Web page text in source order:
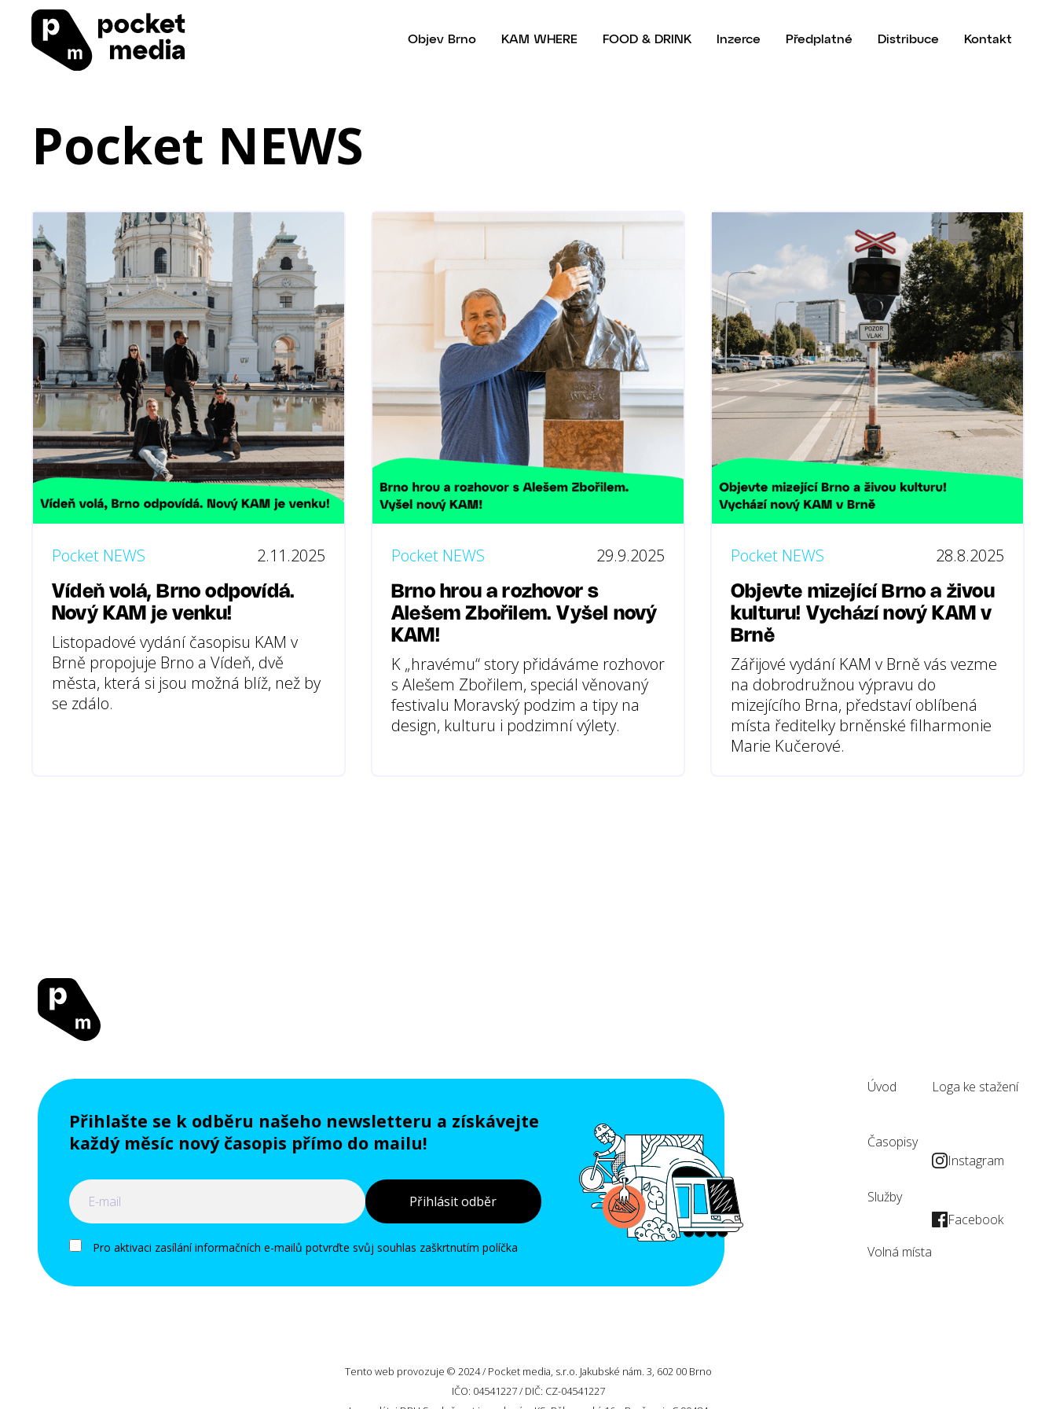
Objev Brno KAM WHERE FOOD & DRINK Inzerce Předplatné Distribuce Kontakt
Pocket NEWS
Pocket NEWS 2.11.2025
Vídeň volá, Brno odpovídá.
Nový KAM je venku!
Listopadové vydání časopisu KAM v
Brně propojuje Brno a Vídeň, dvě
města, která si jsou možná blíž, než by
se zdálo.
Pocket NEWS 29.9.2025
Brno hrou a rozhovor s
Alešem Zbořilem. Vyšel nový
KAM!
K „hravému“ story přidáváme rozhovor
s Alešem Zbořilem, speciál věnovaný
festivalu Moravský podzim a tipy na
design, kulturu i podzimní výlety.
Pocket NEWS 28.8.2025
Objevte mizející Brno a živou
kulturu! Vychází nový KAM v
Brně
Zářijové vydání KAM v Brně vás vezme
na dobrodružnou výpravu do
mizejícího Brna, představí oblíbená
místa ředitelky brněnské filharmonie
Marie Kučerové.
Přihlašte se k odběru našeho newsletteru a získávejte
každý měsíc nový časopis přímo do mailu!
Přihlásit odběr
Pro aktivaci zasílání informačních e-mailů potvrďte svůj souhlas zaškrtnutím políčka
Úvod
Časopisy
Služby
Volná místa
Loga ke stažení
Instagram
Facebook
Tento web provozuje © 2024 / Pocket media, s.r.o. Jakubské nám. 3, 602 00 Brno
IČO: 04541227 / DIČ: CZ-04541227